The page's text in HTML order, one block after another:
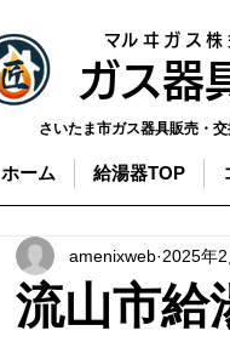
マルヰガス株
ガス器
さいたま市ガス器具販売・
ホーム 給湯器TOP
流山市給
amenixweb 2025年